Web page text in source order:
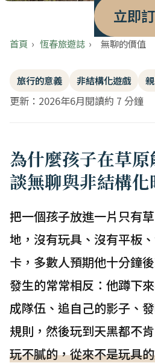
立即
首頁 › 恆春旅遊誌 › 無聊的價值
旅行的意義 非結構化遊戲
更新：2026年6月閱讀約 7 分鐘
為什麼孩子在草原
談無聊與非結構
把一個孩子放進一片只有
地，沒有玩具、沒有平板
卡，多數人預期他十分鐘
發生的常常相反：他蹲下
成隊伍、追自己的影子、
規則，然後玩到天黑都不肯
玩不膩的，從來不是玩具